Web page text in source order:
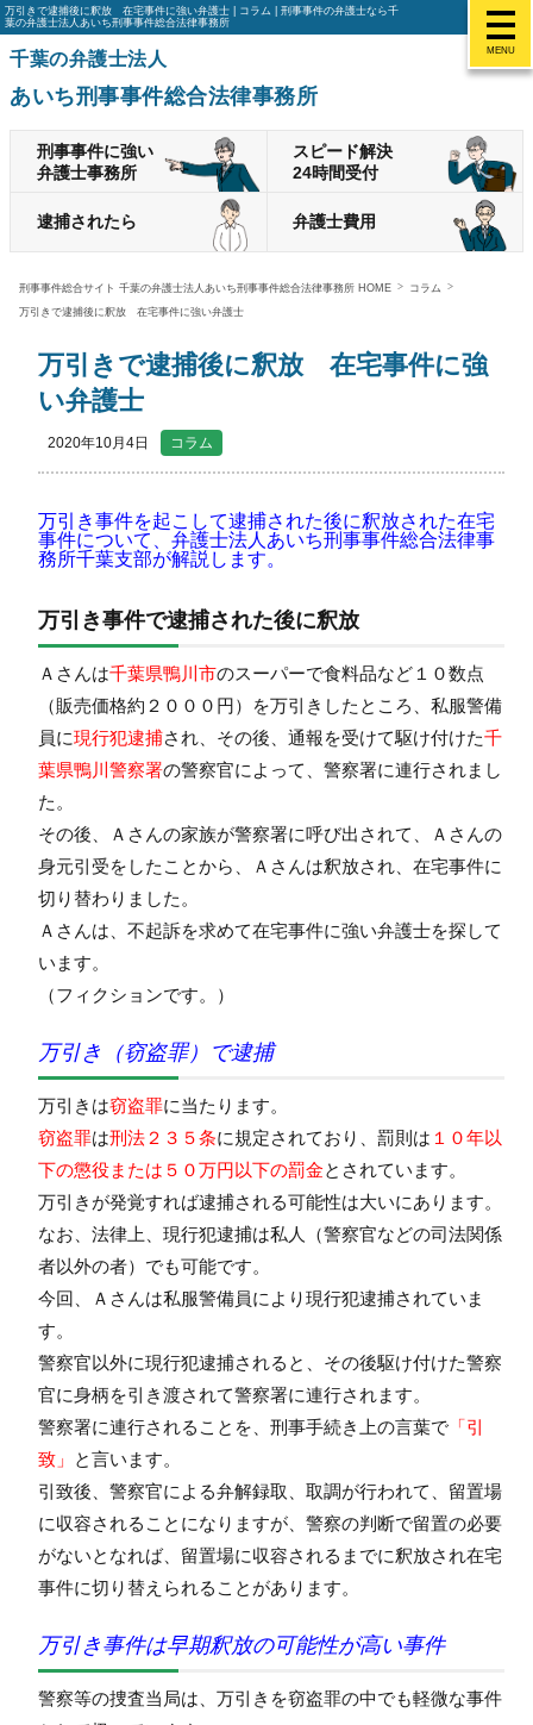
MENU
万引きで逮捕後に釈放 在宅事件に強い弁護士 | コラム | 刑事事件の弁護士なら千
葉の弁護士法人あいち刑事事件総合法律事務所
千葉の弁護士法人
あいち刑事事件総合法律事務所
刑事事件に強い
弁護士事務所
スピード解決
24時間受付
逮捕されたら 弁護士費用
刑事事件総合サイト 千葉の弁護士法人あいち刑事事件総合法律事務所 HOME
コラム
万引きで逮捕後に釈放 在宅事件に強い弁護士
万引きで逮捕後に釈放 在宅事件に強
い弁護士
2020年10月4日 コラム
万引き事件を起こして逮捕された後に釈放された在宅
事件について、弁護士法人あいち刑事事件総合法律事
務所千葉支部が解説します。
万引き事件で逮捕された後に釈放
Ａさんは千葉県鴨川市のスーパーで食料品など１０数点
（販売価格約２０００円）を万引きしたところ、私服警備
員に現行犯逮捕され、その後、通報を受けて駆け付けた千
葉県鴨川警察署の警察官によって、警察署に連行されまし
た。
その後、Ａさんの家族が警察署に呼び出されて、Ａさんの
身元引受をしたことから、Ａさんは釈放され、在宅事件に
切り替わりました。
Ａさんは、不起訴を求めて在宅事件に強い弁護士を探して
います。
（フィクションです。）
万引き（窃盗罪）で逮捕
万引きは窃盗罪に当たります。
窃盗罪は刑法２３５条に規定されており、罰則は １０年以
下の懲役または５０万円以下の罰金とされています。
万引きが発覚すれば逮捕される可能性は大いにあります。
なお、法律上、現行犯逮捕は私人（警察官などの司法関係
者以外の者）でも可能です。
今回、Ａさんは私服警備員により現行犯逮捕されていま
す。
警察官以外に現行犯逮捕されると、その後駆け付けた警察
官に身柄を引き渡されて警察署に連行されます。
警察署に連行されることを、刑事手続き上の言葉で 「引
致」
と言います。
引致後、警察官による弁解録取、取調が行われて、留置場
に収容されることになりますが、警察の判断で留置の必要
がないとなれば、留置場に収容されるまでに釈放され在宅
事件に切り替えられることがあります。
万引き事件は早期釈放の可能性が高い事件
警察等の捜査当局は、万引きを窃盗罪の中でも軽微な事件